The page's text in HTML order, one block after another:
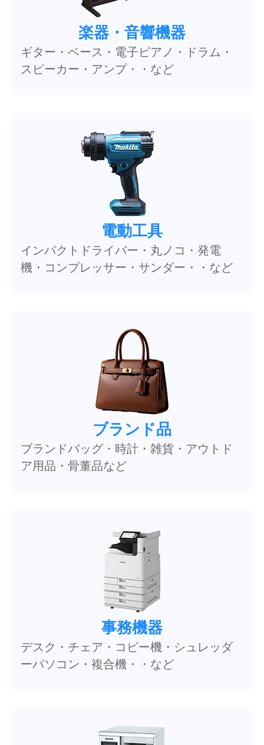
楽器・音響機器
ギター・ベース・電子ピアノ・ドラム・
スピーカー・アンプ・・など
電動工具
インパクトドライバー・丸ノコ・発電
機・コンプレッサー・サンダー・・など
ブランド品
ブランドバッグ・時計・雑貨・アウトド
ア用品・骨董品など
事務機器
デスク・チェア・コピー機・シュレッダ
ーパソコン・複合機・・など